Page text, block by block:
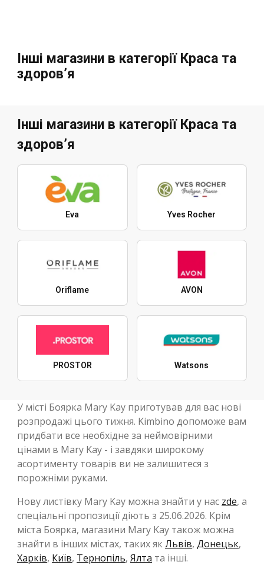
Інші магазини в категорії Краса та
здоров’я
Інші магазини в категорії Краса та
здоров’я
Eva Yves Rocher
Oriflame AVON
PROSTOR Watsons
У місті Боярка Mary Kay приготував для вас нові
розпродажі цього тижня. Kimbino допоможе вам
придбати все необхідне за неймовірними
цінами в Mary Kay - і завдяки широкому
асортименту товарів ви не залишитеся з
порожніми руками.
Нову листівку Mary Kay можна знайти у нас zde, а
спеціальні пропозиції діють з 25.06.2026. Крім
міста Боярка, магазини Mary Kay також можна
знайти в інших містах, таких як Львів, Донецьк,
Харків, Київ, Тернопіль, Ялта та інші.